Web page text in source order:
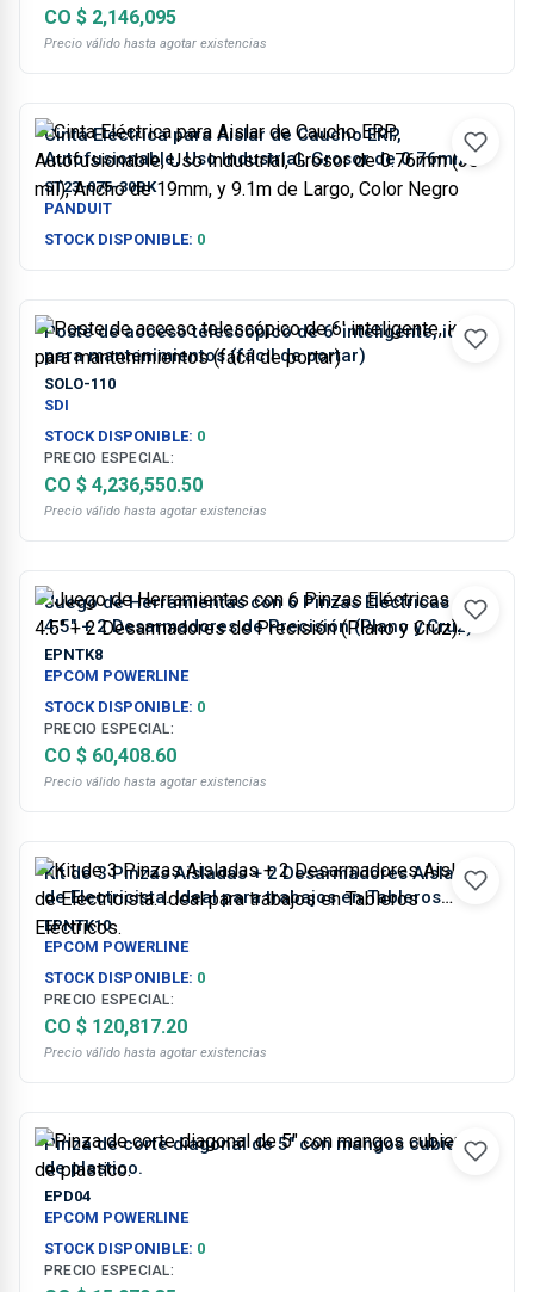
CO $ 2,146,095
Precio válido hasta agotar existencias
Cinta Eléctrica para Aislar de Caucho ERP,
Autofusionable, Uso Industrial, Grosor de 0.76mm
(30 mil), Ancho de 19mm, y 9.1m de Largo, Color
Negro
ST23-075-30BK
PANDUIT
STOCK DISPONIBLE: 0
Poste de acceso telescópico de 6' inteligente, ideal
para mantenimientos (fácil de portar)
SOLO-110
SDI
STOCK DISPONIBLE: 0
PRECIO ESPECIAL:
CO $ 4,236,550.50
Precio válido hasta agotar existencias
Juego de Herramientas con 6 Pinzas Eléctricas de
4.5" + 2 Desarmadores de Precisión (Plano y Cruz).
EPNTK8
EPCOM POWERLINE
STOCK DISPONIBLE: 0
PRECIO ESPECIAL:
CO $ 60,408.60
Precio válido hasta agotar existencias
Kit de 3 Pinzas Aisladas + 2 Desarmadores Aislados
de Electricista. Ideal para trabajos en Tableros
Eléctricos.
EPNTK10
EPCOM POWERLINE
STOCK DISPONIBLE: 0
PRECIO ESPECIAL:
CO $ 120,817.20
Precio válido hasta agotar existencias
Pinza de corte diagonal de 5" con mangos cubiertos
de plastico.
EPD04
EPCOM POWERLINE
STOCK DISPONIBLE: 0
PRECIO ESPECIAL: